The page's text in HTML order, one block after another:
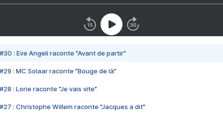
#30 : Eve Angeli raconte "Avant de partir"
#29 : MC Solaar raconte "Bouge de là"
#28 : Lorie raconte "Je vais vite"
#27 : Christophe Willem raconte "Jacques a dit"